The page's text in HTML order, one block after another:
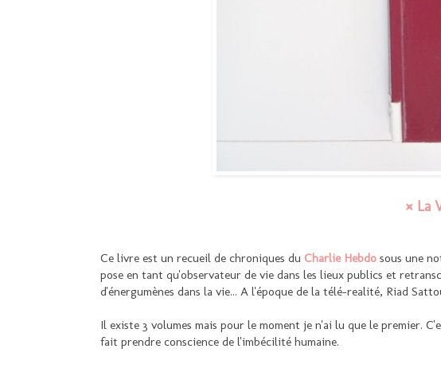
¤ La
Ce livre est un recueil de chroniques du Charlie Hebdo sous une
pose en tant qu'observateur de vie dans les lieux publics et
d'énergumènes dans la vie... A l'époque de la télé-realité, Riad
Il existe 3 volumes mais pour le moment je n'ai lu que le premier.
fait prendre conscience de l'imbécilité humaine.